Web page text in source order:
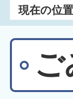
現在の位置